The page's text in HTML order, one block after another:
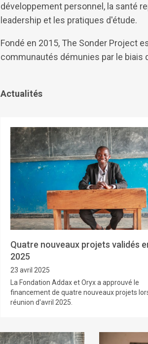
développement personnel, la santé
leadership et les pratiques d'étude.
Fondé en 2015, The Sonder Project
communautés démunies par le
Actualités
Quatre nouveaux projets validés
2025
23 avril 2025
La Fondation Addax et Oryx a approuvé le
financement de quatre nouveaux projets
réunion d'avril 2025.